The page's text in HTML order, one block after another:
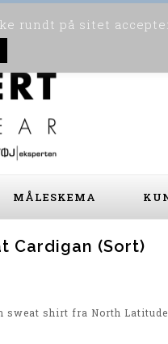
Om
MÅLESKEMA
Cardigan (Sort)
sweat shirt fra North Latitude
rundt på sitet